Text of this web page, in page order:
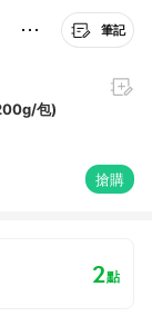
筆記
包)
搶購
2點